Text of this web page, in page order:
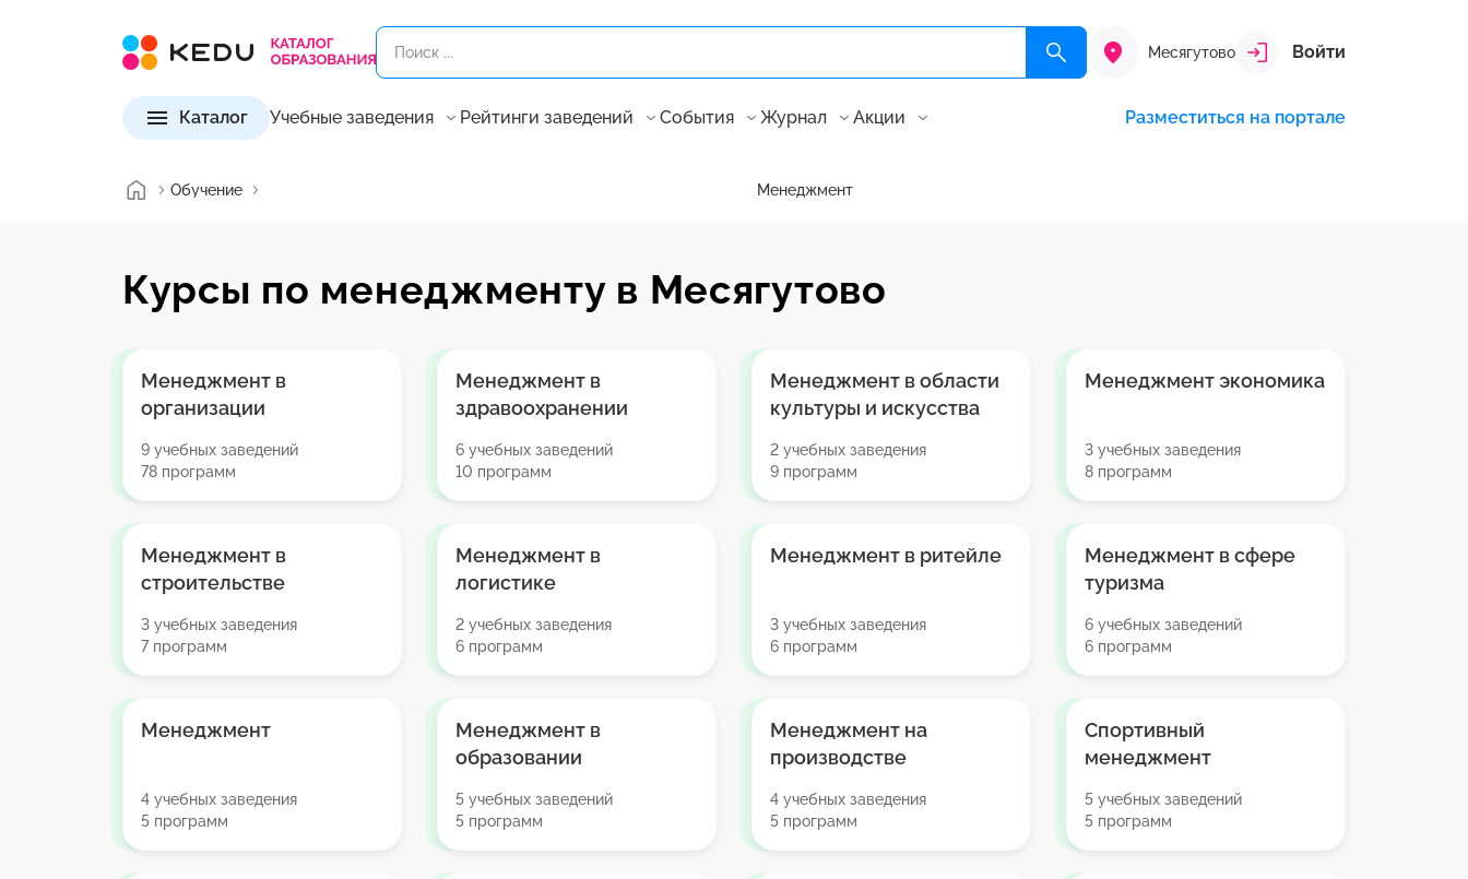
Месягутово Войти
Каталог Учебные заведения Рейтинги заведений События Журнал Акции Разместиться на портале
Обучение Менеджмент
Курсы по менеджменту в Месягутово
Менеджмент в
организации
9 учебных заведений
78 программ
Менеджмент в
здравоохранении
6 учебных заведений
10 программ
Менеджмент в области
культуры и искусства
2 учебных заведения
9 программ
Менеджмент экономика
3 учебных заведения
8 программ
Менеджмент в
строительстве
3 учебных заведения
7 программ
Менеджмент в
логистике
2 учебных заведения
6 программ
Менеджмент в ритейле
3 учебных заведения
6 программ
Менеджмент в сфере
туризма
6 учебных заведений
6 программ
Менеджмент
4 учебных заведения
5 программ
Менеджмент в
образовании
5 учебных заведений
5 программ
Менеджмент на
производстве
4 учебных заведения
5 программ
Спортивный
менеджмент
5 учебных заведений
5 программ